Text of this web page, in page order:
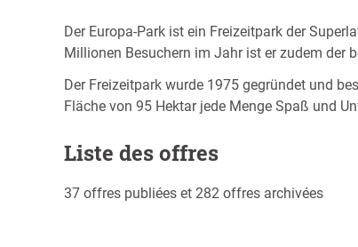
Der Europa-Park ist ein Freizeitpark der
Millionen Besuchern im Jahr ist er zudem der
Der Freizeitpark wurde 1975 gegründet und
Fläche von 95 Hektar jede Menge Spaß und
Liste des offres
37 offres publiées et 282 offres archivées